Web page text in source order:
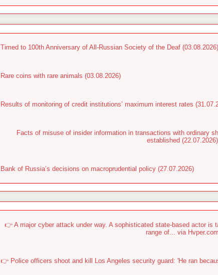
Timed to 100th Anniversary of All-Russian Society of the Deaf (03.08.2026)
Rare coins with rare animals (03.08.2026)
Results of monitoring of credit institutions’ maximum interest rates
Facts of misuse of insider information in transactions with ordinary
established (22.07.2026)
Bank of Russia’s decisions on macroprudential policy (27.07.2026)
👉 A major cyber attack under way. A sophisticated state-based actor is
range of... via Hvper.com
👉 Police officers shoot and kill Los Angeles security guard: 'He ran